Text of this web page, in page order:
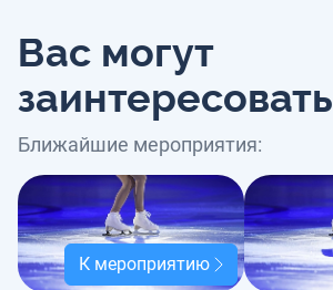
Вас могут
заинтересовать
Ближайшие мероприятия:
К мероприятию